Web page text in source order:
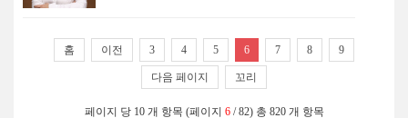
홈 이전 3 4 5 6 7 8 9
다음 페이지 꼬리
페이지 당 10 개 항목 (페이지 6/ 82) 총 820 개 항목